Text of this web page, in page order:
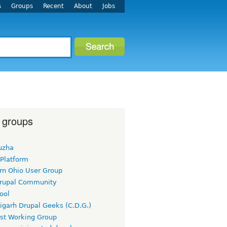
Groups Recent About Jobs
Ohio User Group
Community
Drupal Geeks (C.D.G.)
Working Group